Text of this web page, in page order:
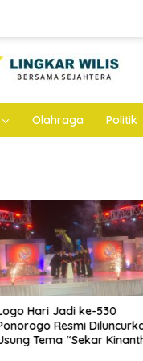
Olahraga Politik
Jadi ke-530
Diluncurkan,
“Sekar Kinanthi,